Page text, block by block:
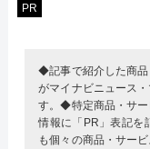
PR
◆記事で紹介した商品
がマイナビニュース
す。◆特定商品・サー
情報に「PR」表記を
も個々の商品・サー